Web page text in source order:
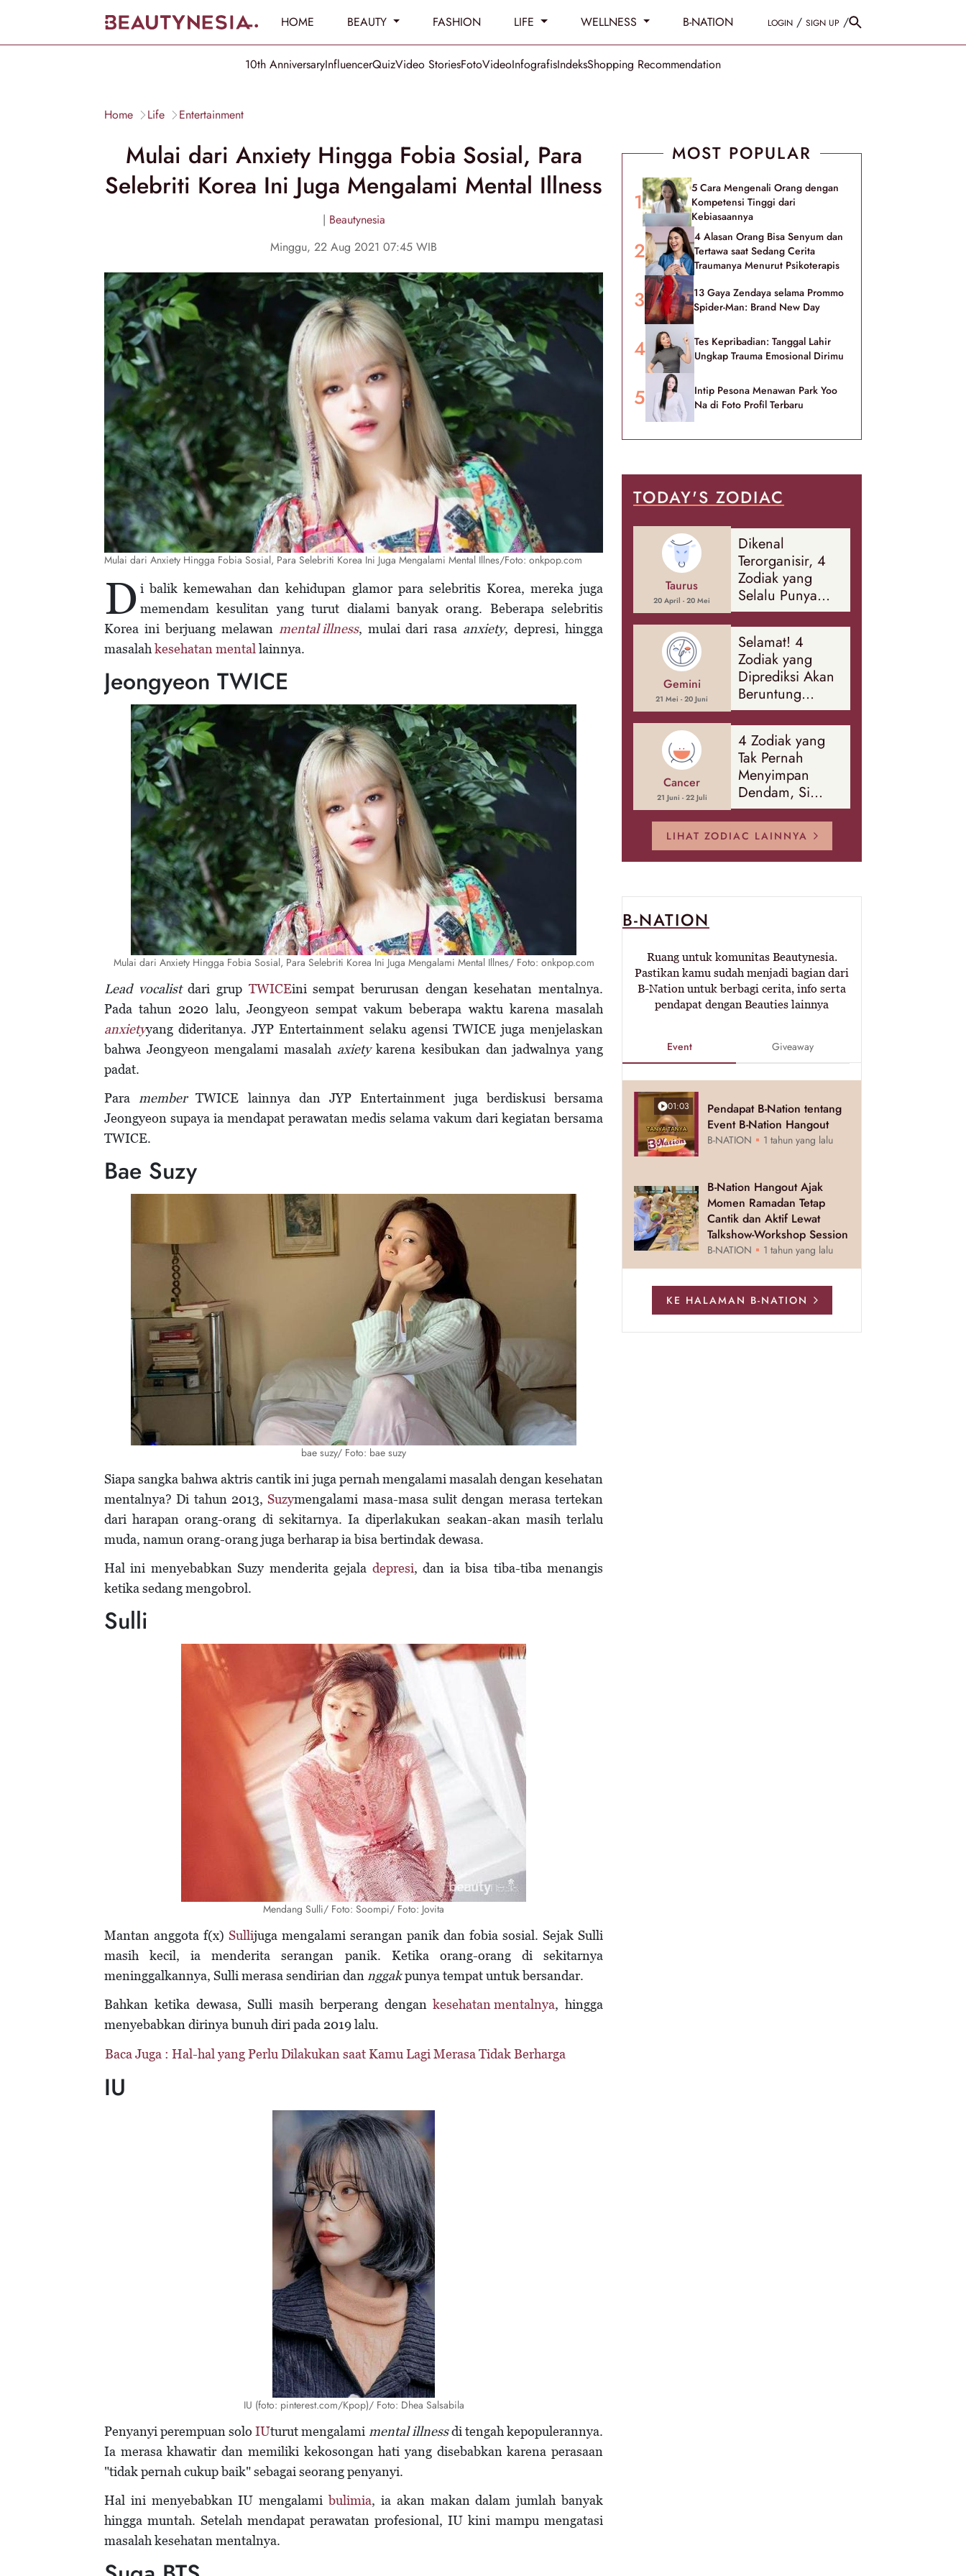
HOME BEAUTY FASHION LIFE WELLNESS B-NATION LOGIN / SIGN UP /
10th AnniversaryInfluencerQuizVideo StoriesFotoVideoInfografisIndeksShopping Recommendation
Home Life Entertainment
Mulai dari Anxiety Hingga Fobia Sosial, Para
Selebriti Korea Ini Juga Mengalami Mental Illness
| Beautynesia
Minggu, 22 Aug 2021 07:45 WIB
Mulai dari Anxiety Hingga Fobia Sosial, Para Selebriti Korea Ini Juga Mengalami Mental Illnes/Foto: onkpop.com
D i balik kemewahan dan kehidupan glamor para selebritis Korea, mereka juga
memendam kesulitan yang turut dialami banyak orang. Beberapa selebritis
Korea ini berjuang melawan mental illness, mulai dari rasa anxiety, depresi, hingga
masalahkesehatan mentallainnya.
Jeongyeon TWICE
Mulai dari Anxiety Hingga Fobia Sosial, Para Selebriti Korea Ini Juga Mengalami Mental Illnes/ Foto: onkpop.com
Lead vocalistdari grup TWICEini sempat berurusan dengan kesehatan mentalnya.
Pada tahun 2020 lalu, Jeongyeon sempat vakum beberapa waktu karena masalah
anxietyyang dideritanya. JYP Entertainment selaku agensi TWICE juga menjelaskan
bahwa Jeongyeon mengalami masalah axietykarena kesibukan dan jadwalnya yang
padat.
ParamemberTWICE lainnya dan JYP Entertainment juga berdiskusi bersama
Jeongyeon supaya ia mendapat perawatan medis selama vakum dari kegiatan bersama
TWICE.
Bae Suzy
bae suzy/ Foto: bae suzy
Siapa sangka bahwa aktris cantik ini juga pernah mengalami masalah dengan kesehatan
mentalnya? Di tahun 2013,Suzymengalami masa-masa sulit dengan merasa tertekan
dari harapan orang-orang di sekitarnya. Ia diperlakukan seakan-akan masih terlalu
muda, namun orang-orang juga berharap ia bisa bertindak dewasa.
Hal ini menyebabkan Suzy menderita gejala depresi, dan ia bisa tiba-tiba menangis
ketika sedang mengobrol.
Sulli
Mendang Sulli/ Foto: Soompi/ Foto: Jovita
Mantan anggota f(x) Sullijuga mengalami serangan panik dan fobia sosial. Sejak Sulli
masih kecil, ia menderita serangan panik. Ketika orang-orang di sekitarnya
meninggalkannya, Sulli merasa sendirian dannggakpunya tempat untuk bersandar.
Bahkan ketika dewasa, Sulli masih berperang dengankesehatan mentalnya, hingga
menyebabkan dirinya bunuh diri pada 2019 lalu.
Baca Juga : Hal-hal yang Perlu Dilakukan saat Kamu Lagi Merasa Tidak Berharga
IU
IU (foto: pinterest.com/Kpop)/ Foto: Dhea Salsabila
Penyanyi perempuan soloIUturut mengalami mental illnessdi tengah kepopulerannya.
Ia merasa khawatir dan memiliki kekosongan hati yang disebabkan karena perasaan
"tidak pernah cukup baik" sebagai seorang penyanyi.
Hal ini menyebabkan IU mengalamibulimia, ia akan makan dalam jumlah banyak
hingga muntah. Setelah mendapat perawatan profesional, IU kini mampu mengatasi
masalah kesehatan mentalnya.
MOST POPULAR
5 Cara Mengenali Orang dengan
Kompetensi Tinggi dari
Kebiasaannya
4 Alasan Orang Bisa Senyum dan
Tertawa saat Sedang Cerita
Traumanya Menurut Psikoterapis
13 Gaya Zendaya selama Prommo
Spider-Man: Brand New Day
Tes Kepribadian: Tanggal Lahir
Ungkap Trauma Emosional Dirimu
Intip Pesona Menawan Park Yoo
Na di Foto Profil Terbaru
TODAY'S ZODIAC
Taurus
20 April - 20 Mei
Dikenal
Terorganisir, 4
Zodiak yang
Selalu Punya
Rencana
Cadangan Soal
Banyak Hal
Gemini
21 Mei - 20 Juni
Selamat! 4
Zodiak yang
Diprediksi Akan
Beruntung
Sepanjang
Agustus 2026
Cancer
21 Juni - 22 Juli
4 Zodiak yang
Tak Pernah
Menyimpan
Dendam, Si
Paling Mudah
Memaafkan!
LIHAT ZODIAC LAINNYA
B-NATION
Ruang untuk komunitas Beautynesia.
Pastikan kamu sudah menjadi bagian dari
B-Nation untuk berbagi cerita, info serta
pendapat dengan Beauties lainnya
Event Giveaway
01:03
Pendapat B-Nation tentang
Event B-Nation Hangout
B-NATION 1 tahun yang lalu
B-Nation Hangout Ajak
Momen Ramadan Tetap
Cantik dan Aktif Lewat
Talkshow-Workshop Session
B-NATION 1 tahun yang lalu
KE HALAMAN B-NATION